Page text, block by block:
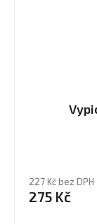
227 Kč bez DPH
275 Kč